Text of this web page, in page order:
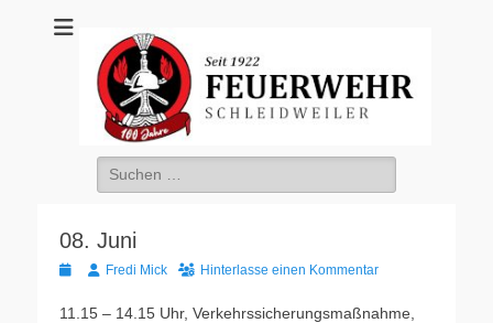
Feuerwehr
Schleidweiler
Suche
nach:
08. Juni
Veröffentlicht
AutorFredi Mick Hinterlasse einen Kommentar
11.15 – 14.15 Uhr, Verkehrssicherungsmaßnahme,